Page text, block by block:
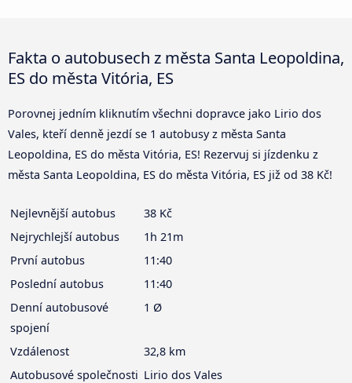
Fakta o autobusech z města Santa Leopoldina,
ES do města Vitória, ES
Porovnej jedním kliknutím všechni dopravce jako Lirio dos
Vales, kteří denně jezdí se 1 autobusy z města Santa
Leopoldina, ES do města Vitória, ES! Rezervuj si jízdenku z
města Santa Leopoldina, ES do města Vitória, ES již od 38 Kč!
Nejlevnější autobus
38 Kč
Nejrychlejší autobus
1h 21m
První autobus
11:40
Poslední autobus
11:40
Denní autobusové
spojení
1 Ø
Vzdálenost
32,8 km
Autobusové společnosti Lirio dos Vales